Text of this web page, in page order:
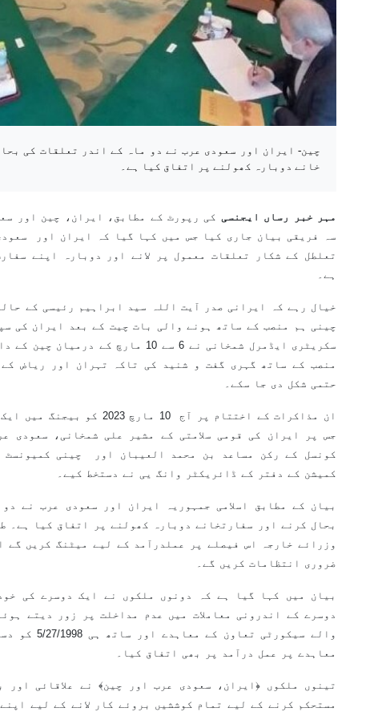
چین- ایران اور سعودی عرب نے دو ماہ کے اندر تعلقات کی
خانے دوبارہ کھولنے پر اتفاق کیا ہے۔
مہر خبر رساں ایجنسی کی رپورٹ کے مطابق، ایران، چین اور
سہ فریقی بیان جاری کیا جس میں کہا گیا کہ ایران اور
تعلطل کے شکار تعلقات معمول پر لانے اور دوبارہ اپنے
ہے۔
خیال رہے کہ ایرانی صدر آیت اللہ سید ابراہیم رئیسی کے
چینی ہم منصب کے ساتھ ہونے والی بات چیت کے بعد ایران کی
سکریٹری ایڈمرل شمخانی نے 6 سے 10 مارچ
منصب کے ساتھ گہری گفت و شنید کی تاکہ تہران اور ریاض
حتمی شکل دی جا سکے۔
ان مذاکرات کے اختتام پر آج 10
جس پر ایران کی قومی سلامتی کے مشیر علی شمخانی، سعودی
کونسل کے رکن مساعد بن محمد العیبان اور چینی کمیونسٹ
کمیشن کے دفتر کے ڈائریکٹر وانگ یی نے دستخط کیے۔
بیان کے مطابق اسلامی جمہوریہ ایران اور سعودی عرب نے
بحال کرنے اور سفارتخانے دوبارہ کھولنے پر اتفاق کیا ہے۔
وزرائے خارجہ اس فیصلے پر عملدرآمد کے لیے میٹنگ کریں گے
ضروری انتظامات کریں گے۔
بیان میں کہا گیا ہے کہ دونوں ملکوں نے ایک دوسرے کی
والے سیکورٹی
معاہدے پر عمل درآمد پر بھی اتفاق کیا۔
تینوں ملکوں ﴿ایران، سعودی عرب اور چین﴾ نے علاقائی اور
مستحکم کرنے کے لیے تمام کوششیں بروئے کار لانے کے لیے